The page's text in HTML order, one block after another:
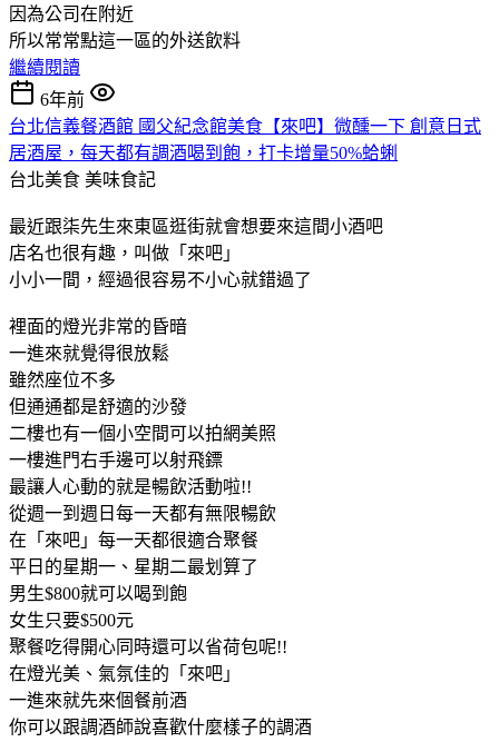
因為公司在附近
所以常常點這一區的外送飲料
繼續閱讀
6年前
台北信義餐酒館 國父紀念館美食【來吧】微醺一下 創意日式
居酒屋，每天都有調酒喝到飽，打卡增量50%蛤蜊
台北美食 美味食記
最近跟柒先生來東區逛街就會想要來這間小酒吧
店名也很有趣，叫做「來吧」
小小一間，經過很容易不小心就錯過了
裡面的燈光非常的昏暗
一進來就覺得很放鬆
雖然座位不多
但通通都是舒適的沙發
二樓也有一個小空間可以拍網美照
一樓進門右手邊可以射飛鏢
最讓人心動的就是暢飲活動啦!!
從週一到週日每一天都有無限暢飲
在「來吧」每一天都很適合聚餐
平日的星期一、星期二最划算了
男生$800就可以喝到飽
女生只要$500元
聚餐吃得開心同時還可以省荷包呢!!
在燈光美、氣氛佳的「來吧」
一進來就先來個餐前酒
你可以跟調酒師說喜歡什麼樣子的調酒